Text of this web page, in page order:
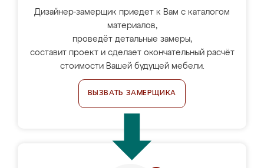
Дизайнер-замерщик приедет к Вам с каталогом
материалов,
проведёт детальные замеры,
составит проект и сделает окончательный расчёт
стоимости Вашей будущей мебели.
ВЫЗВАТЬ ЗАМЕРЩИКА